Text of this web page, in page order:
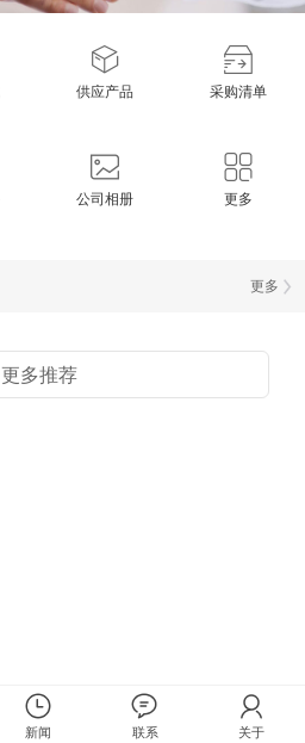
供应产品 采购清单
公司相册 更多
更多
更多推荐
新闻 联系 关于